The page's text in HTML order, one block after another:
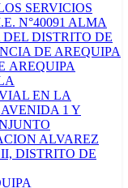
SERVICIOS
N°40091 ALMA
DISTRITO DE
DE AREQUIPA
AREQUIPA
EN LA
1 Y
ALVAREZ
DISTRITO DE